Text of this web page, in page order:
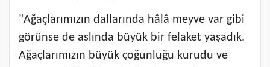
"Ağaçlarımızın dallarında hâlâ meyve var gibi
görünse de aslında büyük bir felaket yaşadık.
Ağaçlarımızın büyük çoğunluğu kurudu ve